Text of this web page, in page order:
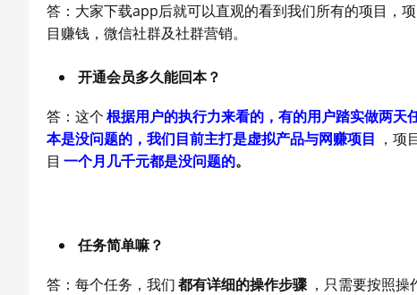
答：大家下载app后就可以直观的看到我们所有的项目，
目赚钱，微信社群及社群营销。
开通会员多久能回本？
答：这个根据用户的执行力来看的，有的用户踏实做两天
本是没问题的，我们目前主打是虚拟产品与网赚项目 ，项
目 一个月几千元都是没问题的。
任务简单嘛？
答：每个任务，我们都有详细的操作步骤 ，只需要按照操